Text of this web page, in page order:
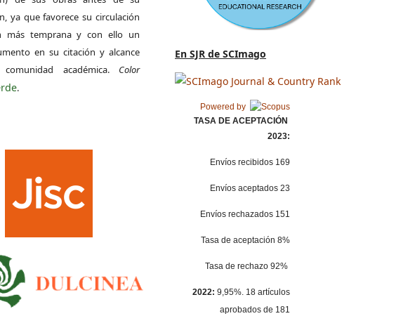
ya que favorece su circulación
más temprana y con ello un
en su citación y alcance
académica. Color
.
En SJR de SCImago
Powered by
TASA DE ACEPTACIÓN
2023:
Envíos recibidos 169
Envíos aceptados 23
Envíos rechazados 151
Tasa de aceptación 8%
Tasa de rechazo 92%
2022: 9,95%. 18 artículos
aprobados de 181